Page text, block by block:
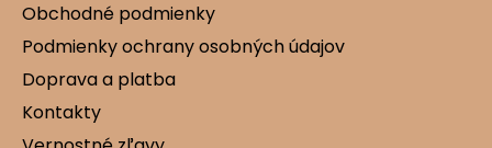
Obchodné podmienky
Podmienky ochrany osobných údajov
Doprava a platba
Kontakty